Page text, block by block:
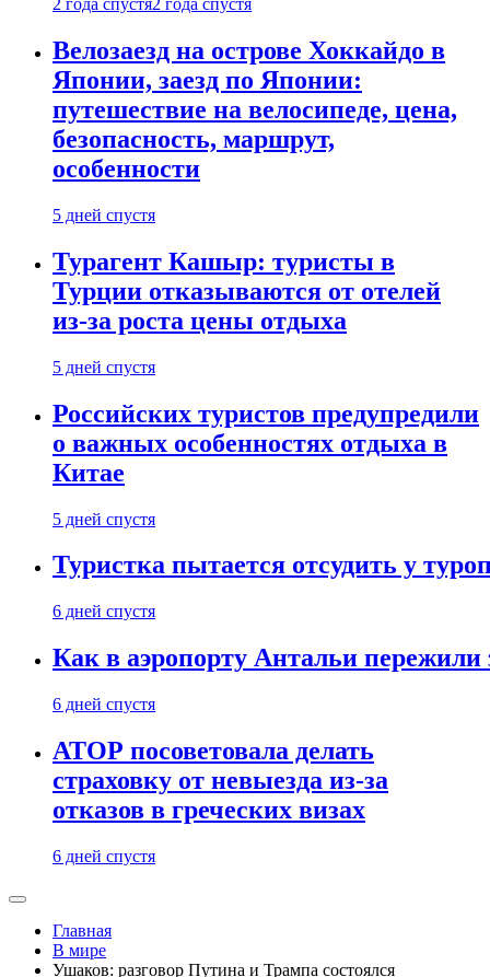
2 года спустя2 года спустя
Велозаезд на острове Хоккайдо в
Японии, заезд по Японии:
путешествие на велосипеде, цена,
безопасность, маршрут,
особенности
5 дней спустя
Турагент Кашыр: туристы в
Турции отказываются от отелей
из-за роста цены отдыха
5 дней спустя
Российских туристов предупредили
о важных особенностях отдыха в
Китае
5 дней спустя
Туристка пытается отсудить у
6 дней спустя
Как в аэропорту Антальи
6 дней спустя
АТОР посоветовала делать
страховку от невыезда из-за
отказов в греческих визах
6 дней спустя
Главная
В мире
Ушаков: разговор Путина и Трампа состоялся